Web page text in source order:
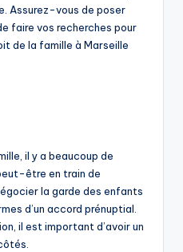
Assurez-vous de poser
faire vos recherches pour
de la famille à Marseille
il y a beaucoup de
être en train de
la garde des enfants
d’un accord prénuptial.
il est important d’avoir un